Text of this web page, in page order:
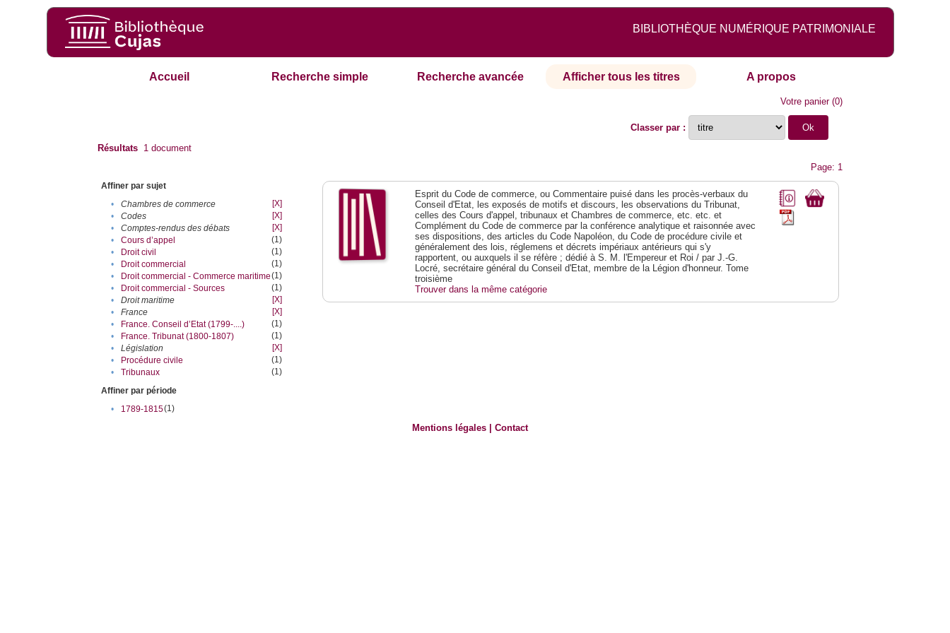
BIBLIOTHÈQUE NUMÉRIQUE PATRIMONIALE
Accueil Recherche simple Recherche avancée Afficher tous les titres A propos
Votre panier(0)
Classer par :
Résultats 1 document
Page: 1
Affiner par sujet
•
Chambres de commerce
[X]
•
Codes
[X]
•
Comptes-rendus des débats
[X]
•
Cours d’appel
(1)
•
Droit civil
(1)
•
Droit commercial
(1)
•
Droit commercial - Commerce maritime(1)
•
Droit commercial - Sources
(1)
•
Droit maritime
[X]
•
France
[X]
•
France. Conseil d’Etat (1799-....)
(1)
•
France. Tribunat (1800-1807)
(1)
•
Législation
[X]
•
Procédure civile
(1)
•
Tribunaux
(1)
Affiner par période
•
1789-1815(1)
Esprit du Code de commerce, ou Commentaire puisé dans les procès-verbaux du
Conseil d'Etat, les exposés de motifs et discours, les observations du Tribunat,
celles des Cours d'appel, tribunaux et Chambres de commerce, etc. etc. et
Complément du Code de commerce par la conférence analytique et raisonnée avec
ses dispositions, des articles du Code Napoléon, du Code de procédure civile et
généralement des lois, réglemens et décrets impériaux antérieurs qui s'y
rapportent, ou auxquels il se réfère ; dédié à S. M. l'Empereur et Roi / par J.-G.
Locré, secrétaire général du Conseil d'Etat, membre de la Légion d'honneur. Tome
troisième
Trouver dans la même catégorie
Mentions légales |Contact